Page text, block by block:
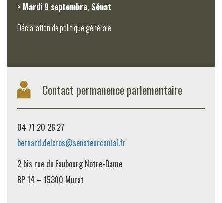
> Mardi 9 septembre, Sénat
Déclaration de politique générale
Contact permanence parlementaire
04 71 20 26 27
bernard.delcros@senateurcantal.fr
2 bis rue du Faubourg Notre-Dame
BP 14 – 15300 Murat